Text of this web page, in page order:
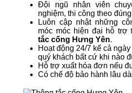
Đội ngũ nhân viên
nghiệm, thi công theo
Luôn cập nhật những
móc móc hiện đại hỗ trợ
tắc cống Hưng Yên.
Hoạt động 24/7 kể cả
quý khách bất cứ khi nào
Hỗ trợ xuất hóa đơn nếu
Có chế độ bảo hành lâu